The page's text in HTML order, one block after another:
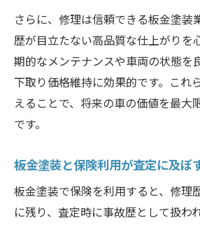
さらに、修理は信頼できる板金塗装
歴が目立たない高品質な仕上がりを
期的なメンテナンスや車両の状態を
下取り価格維持に効果的です。これ
えることで、将来の車の価値を最大
です。
板金塗装と保険利用が査定に及ぼ
板金塗装で保険を利用すると、修理
に残り、査定時に事故歴として扱わ